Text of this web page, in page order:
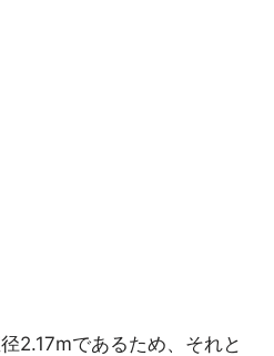
2.17mであるため、それと